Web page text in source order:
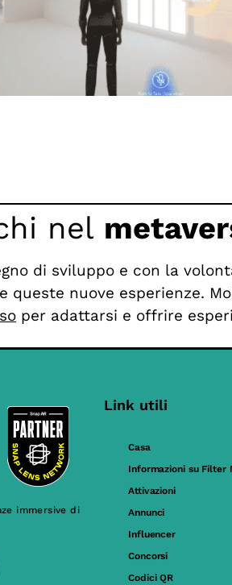
nel
di sviluppo e con la
queste nuove esperienze.
per adattarsi e offrire
immersive di
Link utili
Casa
Informazioni su Filter
Attivazioni
Annunci
Influencer
Concorsi
Codici QR